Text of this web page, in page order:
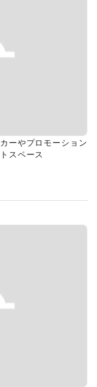
ーやプロモーション
スペース